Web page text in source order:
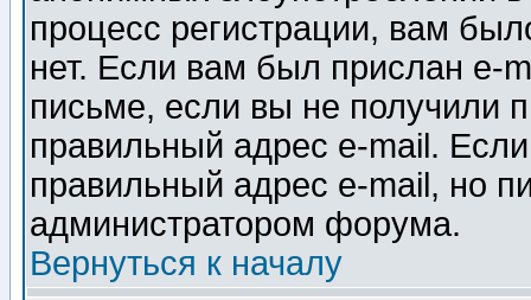
процесс регистрации, вам
нет. Если вам был прислан e-
письме, если вы не получили
правильный адрес e-mail.
правильный адрес e-mail, но
администратором форума.
Вернуться к началу